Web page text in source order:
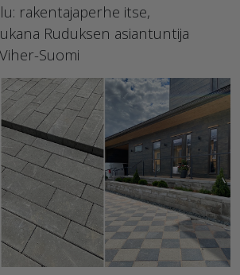
rakentajaperhe itse,
Ruduksen asiantuntija
Suomi